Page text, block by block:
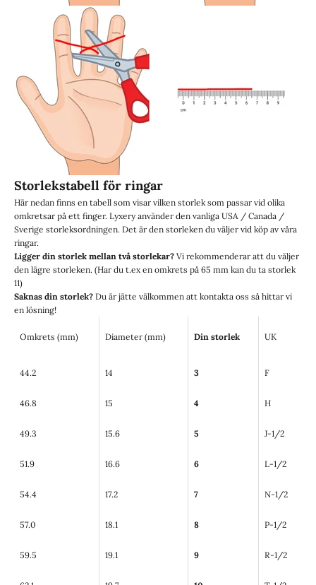
Storlekstabell för ringar
Här nedan finns en tabell som visar vilken storlek som passar vid olika
omkretsar på ett finger. Lyxery använder den vanliga USA / Canada /
Sverige storleksordningen. Det är den storleken du väljer vid köp av våra
ringar.
Ligger din storlek mellan två storlekar? Vi rekommenderar att du väljer
den lägre storleken. (Har du t.ex en omkrets på 65 mm kan du ta storlek
11)
Saknas din storlek? Du är jätte välkommen att kontakta oss så hittar vi
en lösning!
Omkrets (mm) Diameter (mm) Din storlek UK
44.2 14 3 F
46.8 15 4 H
49.3 15.6 5 J-1/2
51.9 16.6 6 L-1/2
54.4 17.2 7 N-1/2
57.0 18.1 8 P-1/2
59.5 19.1 9 R-1/2